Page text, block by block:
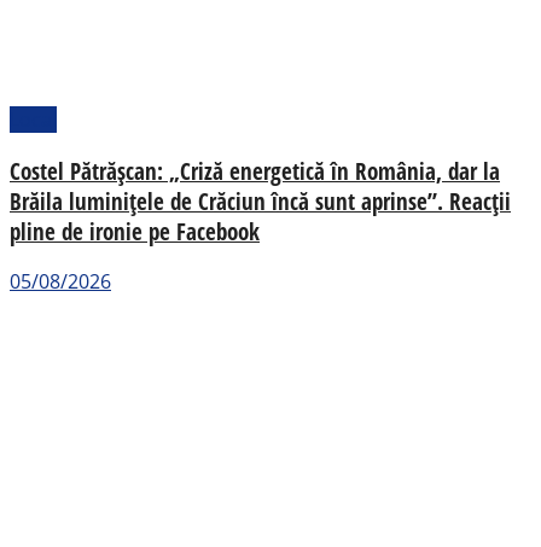
Costel Pătrășcan: „Criză energetică în România, dar la
Brăila luminițele de Crăciun încă sunt aprinse”. Reacții
pline de ironie pe Facebook
05/08/2026